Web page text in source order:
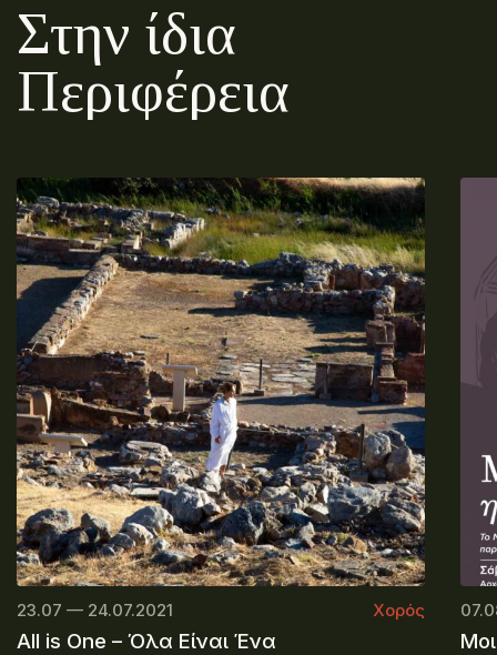
Στην ίδια
Περιφέρεια
23.07 — 24.07.2021 Χορός
All is One – Όλα Είναι Ένα